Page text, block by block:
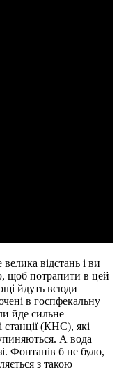
відстань і ви
щоб потрапити в цей
йдуть всюди
в госпфекальну
йде сильне
станції (КНС), які
А вода
Фонтанів б не було,
з такою